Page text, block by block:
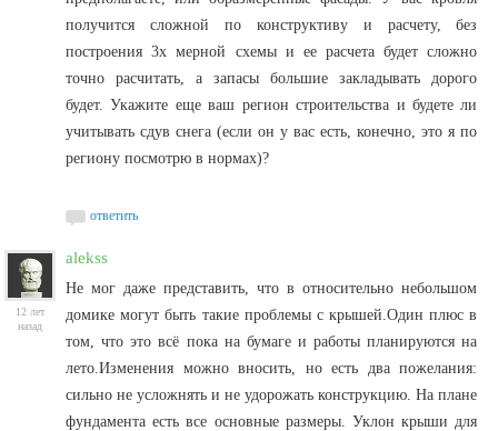
получится сложной по конструктиву и расчету, без
построения 3х мерной схемы и ее расчета будет сложно
точно расчитать, а запасы большие закладывать дорого
будет. Укажите еще ваш регион строительства и будете ли
учитывать сдув снега (если он у вас есть, конечно, это я по
региону посмотрю в нормах)?
ответить
12 лет
назад
alekss
Не мог даже представить, что в относительно небольшом
домике могут быть такие проблемы с крышей.Один плюс в
том, что это всё пока на бумаге и работы планируются на
лето.Изменения можно вносить, но есть два пожелания:
сильно не усложнять и не удорожать конструкцию. На плане
фундамента есть все основные размеры. Уклон крыши для